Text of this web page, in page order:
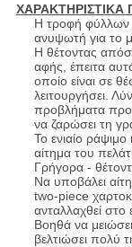
ΧΑΡΑΚΤΗΡΙΣΤΙΚΑ
Η τροφή φύλλων
ανυψωτή για το
Η θέτοντας
αφής, έπειτα
οποίο είναι σε
λειτουργήσει.
προβλήματα
να ζαρώσει τη
Το ενιαίο
αίτημα του
Γρήγορα -
Να υποβάλει
two-piece
ανταλλαχθεί
Βοηθά να
βελτιώσει πολύ